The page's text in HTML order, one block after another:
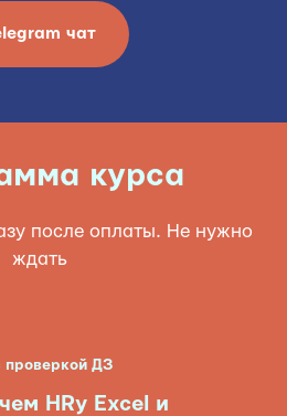
чат
курса
после оплаты. Не нужно
ждать
проверкой ДЗ
HRу Excel и